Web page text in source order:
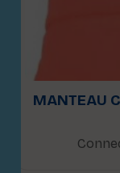
MANTEAU